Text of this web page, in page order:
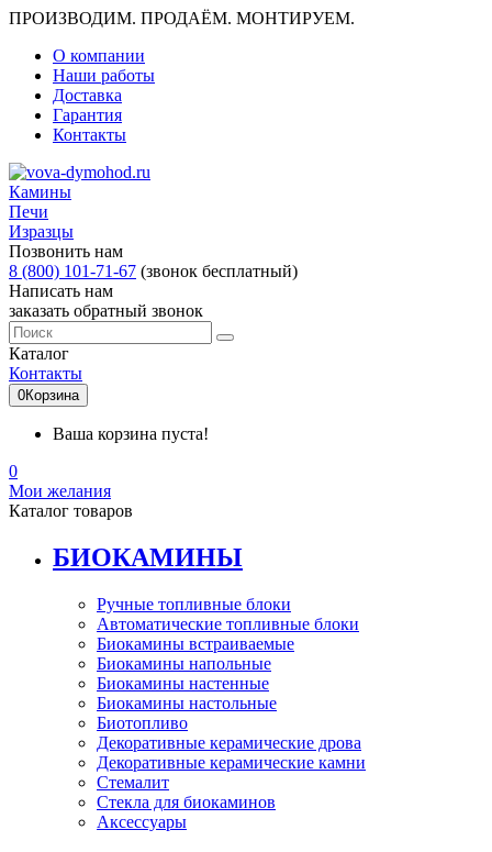
ПРОИЗВОДИМ. ПРОДАЁМ. МОНТИРУЕМ.
О компании
Наши работы
Доставка
Гарантия
Контакты
Камины
Печи
Изразцы
Позвонить нам
8 (800) 101-71-67 (звонок бесплатный)
Написать нам
заказать обратный звонок
Каталог
Контакты
0Корзина
Ваша корзина пуста!
0
Мои желания
Каталог товаров
БИОКАМИНЫ
Ручные топливные блоки
Автоматические топливные блоки
Биокамины встраиваемые
Биокамины напольные
Биокамины настенные
Биокамины настольные
Биотопливо
Декоративные керамические дрова
Декоративные керамические камни
Стемалит
Стекла для биокаминов
Аксессуары